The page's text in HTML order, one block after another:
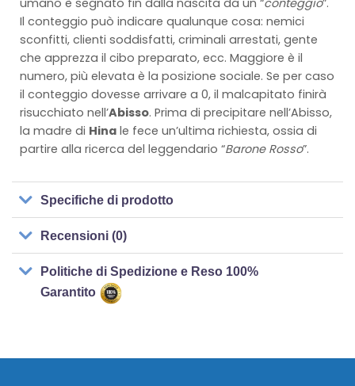
umano è segnato fin dalla nascita da un “conteggio”.
Il conteggio può indicare qualunque cosa: nemici
sconfitti, clienti soddisfatti, criminali arrestati, gente
che apprezza il cibo preparato, ecc. Maggiore è il
numero, più elevata è la posizione sociale. Se per caso
il conteggio dovesse arrivare a 0, il malcapitato finirà
risucchiato nell’Abisso. Prima di precipitare nell’Abisso,
la madre di Hina le fece un’ultima richiesta, ossia di
partire alla ricerca del leggendario “Barone Rosso”.
Specifiche di prodotto
Recensioni (0)
Politiche di Spedizione e Reso 100%
Garantito